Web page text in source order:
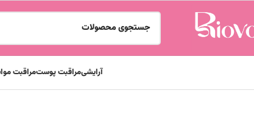
آرایشیمراقبت پوستمراقبت مو